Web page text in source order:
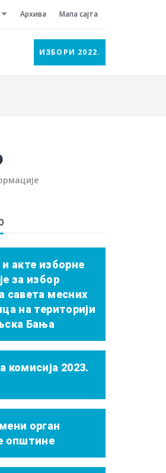
Архива Мапа сајта
ИЗБОРИ 2022.
акте изборне
за избор
савета месних
на територији
Бања
комисија 2023.
орган
општине